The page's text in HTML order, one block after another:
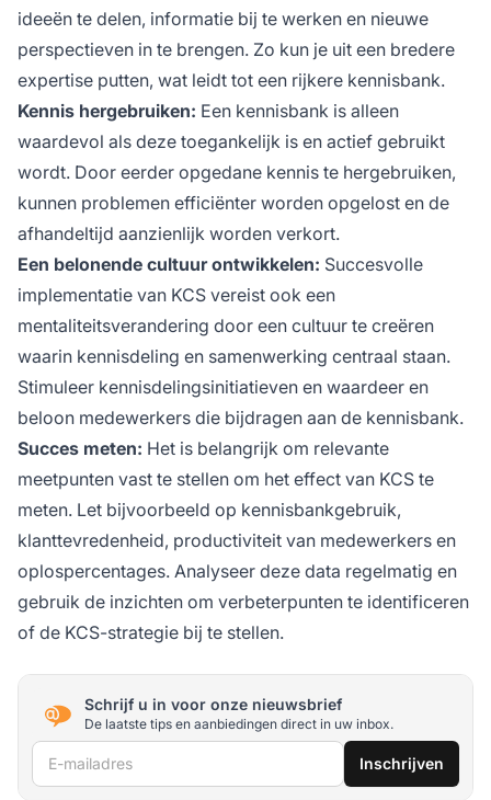
ideeën te delen, informatie bij te werken en nieuwe
perspectieven in te brengen. Zo kun je uit een bredere
expertise putten, wat leidt tot een rijkere kennisbank.
Kennis hergebruiken: Een kennisbank is alleen
waardevol als deze toegankelijk is en actief gebruikt
wordt. Door eerder opgedane kennis te hergebruiken,
kunnen problemen efficiënter worden opgelost en de
afhandeltijd aanzienlijk worden verkort.
Een belonende cultuur ontwikkelen: Succesvolle
implementatie van KCS vereist ook een
mentaliteitsverandering door een cultuur te creëren
waarin kennisdeling en samenwerking centraal staan.
Stimuleer kennisdelingsinitiatieven en waardeer en
beloon medewerkers die bijdragen aan de kennisbank.
Succes meten: Het is belangrijk om relevante
meetpunten vast te stellen om het effect van KCS te
meten. Let bijvoorbeeld op kennisbankgebruik,
klanttevredenheid, productiviteit van medewerkers en
oplospercentages. Analyseer deze data regelmatig en
gebruik de inzichten om verbeterpunten te identificeren
of de KCS-strategie bij te stellen.
Schrijf u in voor onze nieuwsbrief
De laatste tips en aanbiedingen direct in uw inbox.
E-mailadres Inschrijven